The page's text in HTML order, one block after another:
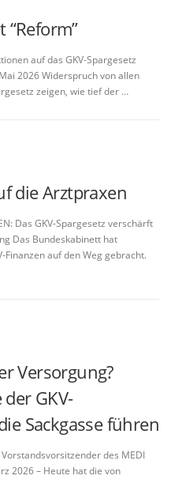
auf das GKV-Spargesetz
2026 Widerspruch von allen
zeigen, wie tief der …
die Arztpraxen
Das GKV-Spargesetz verschärft
Das Bundeskabinett hat
auf den Weg gebracht.
Versorgung?
GKV-
Sackgasse führen
des MEDI
2026 – Heute hat die von